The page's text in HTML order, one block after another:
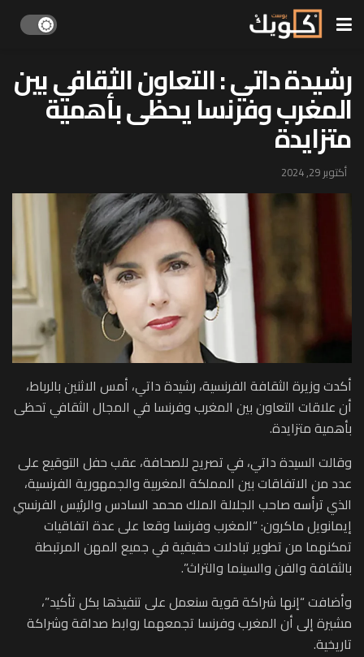
رشيدة داتي : التعاون الثقافي بين
المغرب وفرنسا يحظى بأهمية
متزايدة
أكتوبر 29, 2024
أكدت وزيرة الثقافة الفرنسية، رشيدة داتي، أمس الاثنين بالرباط،
أن علاقات التعاون بين المغرب وفرنسا في المجال الثقافي تحظى
بأهمية متزايدة.
وقالت السيدة داتي، في تصريح للصحافة، عقب حفل التوقيع على
عدد من الاتفاقات بين المملكة المغربية والجمهورية الفرنسية،
الذي ترأسه صاحب الجلالة الملك محمد السادس والرئيس الفرنسي
إيمانويل ماكرون: “المغرب وفرنسا وقعا على عدة اتفاقيات
تمكنهما من تطوير تبادلات حقيقية في جميع المهن المرتبطة
بالثقافة والفن والسينما والتراث”.
وأضافت “إنها شراكة قوية سنعمل على تنفيذها بكل تأكيد”،
مشيرة إلى أن المغرب وفرنسا تجمعهما روابط صداقة وشراكة
تاريخية.